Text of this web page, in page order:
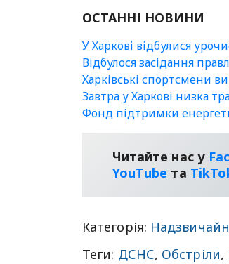
ОСТАННІ НОВИНИ
У Харкові відбулися
Відбулося засідання
Харківські спортсмени
Завтра у Харкові низка
Фонд підтримки
Читайте нас у
YouТube та
Категорія:
Теги: ДСНС, Обстріли,